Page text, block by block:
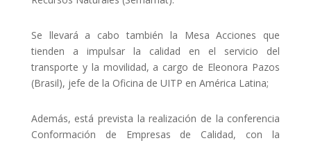
Se llevará a cabo también la Mesa Acciones que
tienden a impulsar la calidad en el servicio del
transporte y la movilidad, a cargo de Eleonora Pazos
(Brasil), jefe de la Oficina de UITP en América Latina;
Además, está prevista la realización de la conferencia
Conformación de Empresas de Calidad, con la